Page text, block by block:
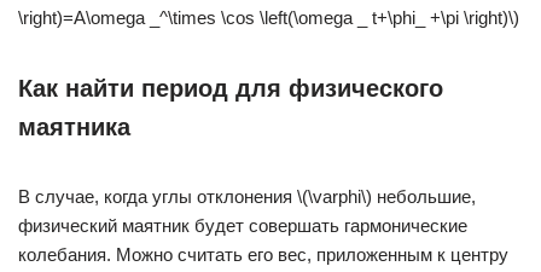
\right)=A\omega _^\times \cos \left(\omega _ t+\phi_ +\pi \right)\)
Как найти период для физического
маятника
В случае, когда углы отклонения \(\varphi\) небольшие,
физический маятник будет совершать гармонические
колебания. Можно считать его вес, приложенным к центру